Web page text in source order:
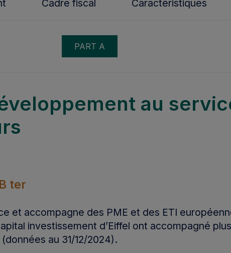
Cadre fiscal Caractéristiques
PART A
au
ter
et accompagne des PME et des ETI
investissement d’Eiffel ont accompagné
au 31/12/2024).